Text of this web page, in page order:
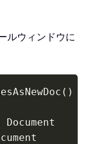
ルウィンドウに
( )
Document
Copy